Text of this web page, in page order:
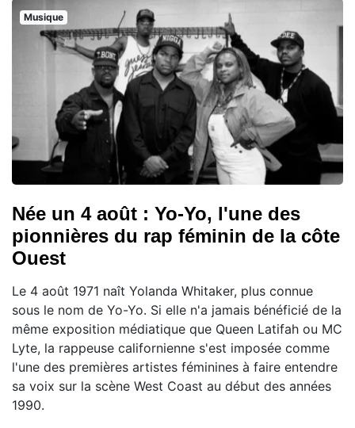
Musique
Née un 4 août : Yo-Yo, l'une des
pionnières du rap féminin de la côte
Ouest
Le 4 août 1971 naît Yolanda Whitaker, plus connue
sous le nom de Yo-Yo. Si elle n'a jamais bénéficié de la
même exposition médiatique que Queen Latifah ou MC
Lyte, la rappeuse californienne s'est imposée comme
l'une des premières artistes féminines à faire entendre
sa voix sur la scène West Coast au début des années
1990.